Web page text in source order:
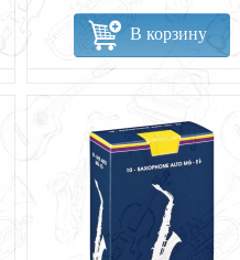
В корзину